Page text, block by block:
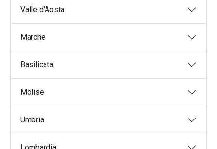
Valle d'Aosta
Marche
Basilicata
Molise
Umbria
Lombardia